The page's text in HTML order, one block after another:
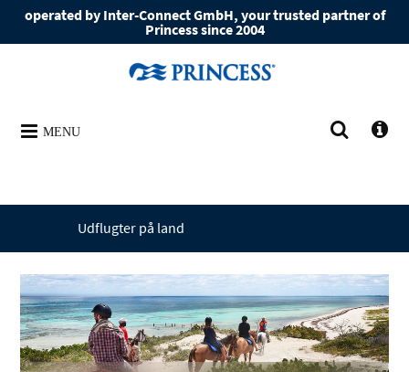
operated by Inter-Connect GmbH, your trusted partner of
Princess since 2004
MENU
Udflugter på land